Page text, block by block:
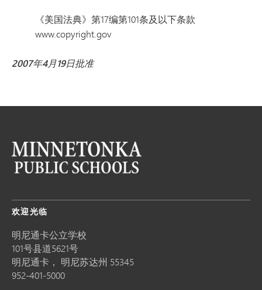
《美国法典》第17编第101条及以下条款
www.copyright.gov
2007年4月19日批准
欢迎光临
明尼通卡公立学校
101号县道5621号
明尼通卡， 明尼苏达州 55345
952-401-5000